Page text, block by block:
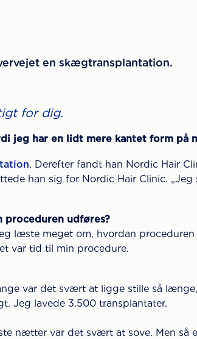
en skægtransplantation.
for dig.
jeg har en lidt mere kantet form på
. Derefter fandt han Nordic Hair
han sig for Nordic Hair Clinic.
proceduren udføres?
læste meget om, hvordan proceduren
var tid til min procedure.
var det svært at ligge stille så
Jeg lavede 3.500 transplantater.
nætter var det svært at sove. Men så